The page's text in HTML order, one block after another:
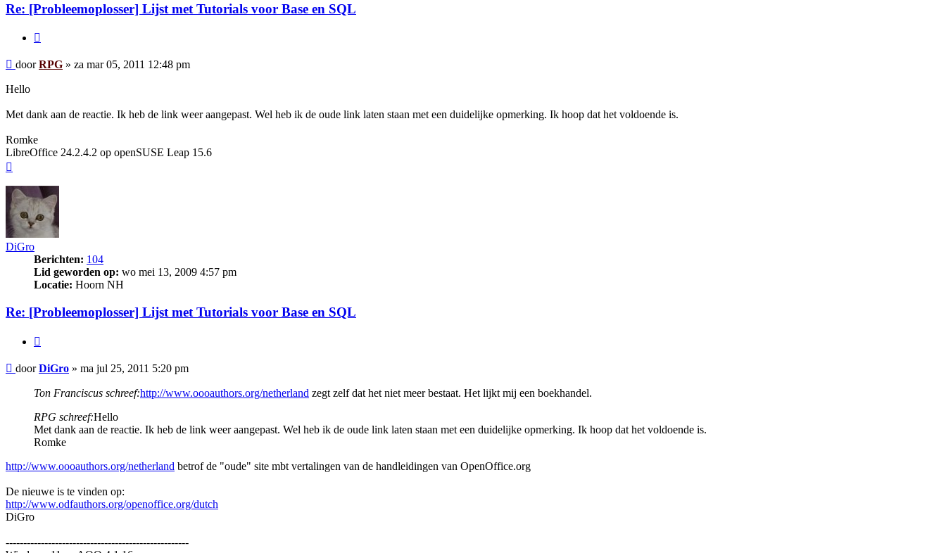
Re: [Probleemoplosser] Lijst met Tutorials voor Base en SQL
Bericht
doorRPG » za mar 05, 2011 12:48 pm
Hello
Met dank aan de reactie. Ik heb de link weer aangepast. Wel heb ik de oude link laten staan met een duidelijke opmerking. Ik hoop dat het voldoende is.
Romke
LibreOffice 24.2.4.2 op openSUSE Leap 15.6
DiGro
Berichten: 104
Lid geworden op: wo mei 13, 2009 4:57 pm
Locatie: Hoorn NH
Re: [Probleemoplosser] Lijst met Tutorials voor Base en SQL
Bericht
doorDiGro » ma jul 25, 2011 5:20 pm
Ton Franciscus schreef:http://www.oooauthors.org/netherland zegt zelf dat het niet meer bestaat. Het lijkt mij een boekhandel.
RPG schreef:Hello
Met dank aan de reactie. Ik heb de link weer aangepast. Wel heb ik de oude link laten staan met een duidelijke opmerking. Ik hoop dat het voldoende is.
Romke
http://www.oooauthors.org/netherland betrof de "oude" site mbt vertalingen van de handleidingen van OpenOffice.org
De nieuwe is te vinden op:
http://www.odfauthors.org/openoffice.org/dutch
DiGro
----------------------------------------------------